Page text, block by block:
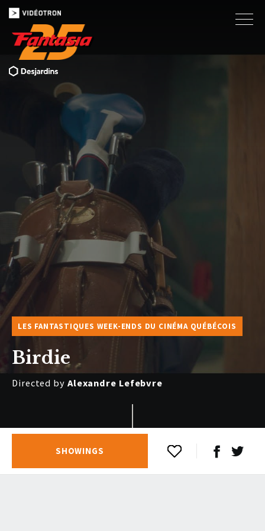
LES FANTASTIQUES WEEK-ENDS DU CINÉMA QUÉBÉCOIS
Birdie
Directed by Alexandre Lefebvre
SHOWINGS